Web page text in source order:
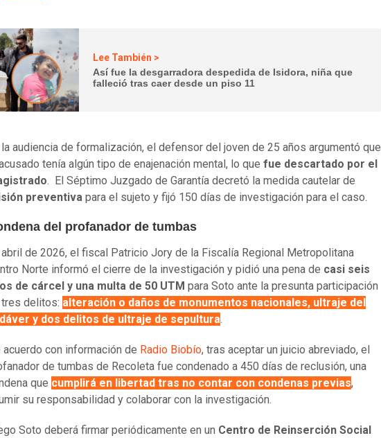
Lee También >
Así fue la desgarradora despedida de Isidora, niña que
falleció tras caer desde un piso 11
la audiencia de formalización, el defensor del joven de 25 años argumentó que
tenía algún tipo de enajenación mental, lo que fue descartado por el
. El Séptimo Juzgado de Garantía decretó la medida cautelar de
preventiva para el sujeto y fijó 150 días de investigación para el caso.
del profanador de tumbas
abril de 2026, el fiscal Patricio Jory de la Fiscalía Regional Metropolitana
Norte informó el cierre de la investigación y pidió una pena de casi seis
de cárcel y una multa de 50 UTM para Soto ante la presunta participación
delitos: alteración o daños de monumentos nacionales, ultraje del
y dos delitos de ultraje de sepultura.
acuerdo con información de Radio Biobío, tras aceptar un juicio abreviado, el
de tumbas de Recoleta fue condenado a 450 días de reclusión, una
que cumplirá en libertad tras no contar con condenas previas,
su responsabilidad y colaborar con la investigación.
Soto deberá firmar periódicamente en un Centro de Reinserción Social